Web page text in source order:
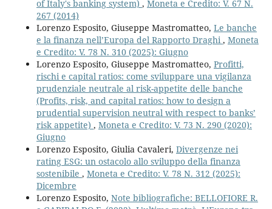
of Italy's banking system) , Moneta e Credito: V. 67 N.
267 (2014)
Lorenzo Esposito, Giuseppe Mastromatteo, Le banche
e la finanza nell’Europa del Rapporto Draghi , Moneta
e Credito: V. 78 N. 310 (2025): Giugno
Lorenzo Esposito, Giuseppe Mastromatteo, Profitti,
rischi e capital ratios: come sviluppare una vigilanza
prudenziale neutrale al risk-appetite delle banche
(Profits, risk, and capital ratios: how to design a
prudential supervision neutral with respect to banks’
risk appetite) , Moneta e Credito: V. 73 N. 290 (2020):
Giugno
Lorenzo Esposito, Giulia Cavaleri, Divergenze nei
rating ESG: un ostacolo allo sviluppo della finanza
sostenibile , Moneta e Credito: V. 78 N. 312 (2025):
Dicembre
Lorenzo Esposito, Note bibliografiche: BELLOFIORE R.